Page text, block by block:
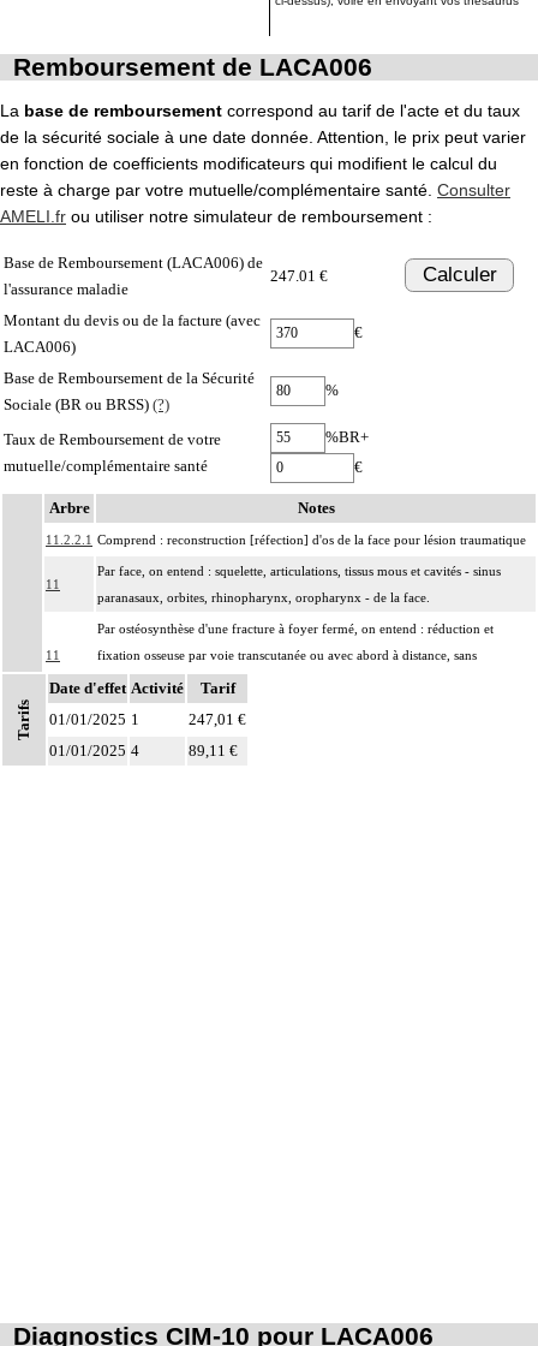
Remboursement de LACA006
La base de remboursement correspond au tarif de l'acte et du taux
de la sécurité sociale à une date donnée. Attention, le prix peut varier
en fonction de coefficients modificateurs qui modifient le calcul du
reste à charge par votre mutuelle/complémentaire santé. Consulter
AMELI.fr ou utiliser notre simulateur de remboursement :
Base de Remboursement (LACA006) de
l'assurance maladie
247.01 € Calculer
Montant du devis ou de la facture (avec
LACA006)
€
Base de Remboursement de la Sécurité
Sociale (BR ou BRSS) (?)
%
Taux de Remboursement de votre
mutuelle/complémentaire santé
%BR+
€
Arbre Notes
11.2.2.1 Comprend : reconstruction [réfection] d'os de la face pour lésion traumatique
11
Par face, on entend : squelette, articulations, tissus mous et cavités - sinus
paranasaux, orbites, rhinopharynx, oropharynx - de la face.
11
Par ostéosynthèse d'une fracture à foyer fermé, on entend : réduction et
fixation osseuse par voie transcutanée ou avec abord à distance, sans
exposition du foyer de fracture.
11
Par ostéosynthèse d'une fracture à foyer ouvert, on entend : réduction et
Tarifs
Date d'effet Activité
Tarif
01/01/2025 1
247,01 €
01/01/2025 4 89,11 €
Diagnostics CIM-10 pour LACA006